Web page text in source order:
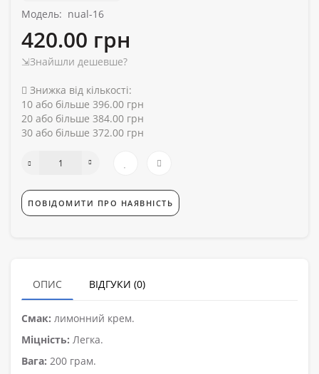
Модель: nual-16
420.00 грн
⇲Знайшли дешевше?
Знижка від кількості:
10 або більше 396.00 грн
20 або більше 384.00 грн
30 або більше 372.00 грн
ПОВІДОМИТИ ПРО НАЯВНІСТЬ
ОПИС ВІДГУКИ (0)
Смак: лимонний крем.
Міцність: Легка.
Вага: 200 грам.